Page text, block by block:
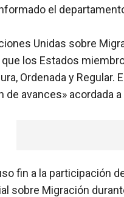
el
Unidas sobre
que los Estados
Ordenada y
de avances» acordada
fin a la participación
sobre Migración